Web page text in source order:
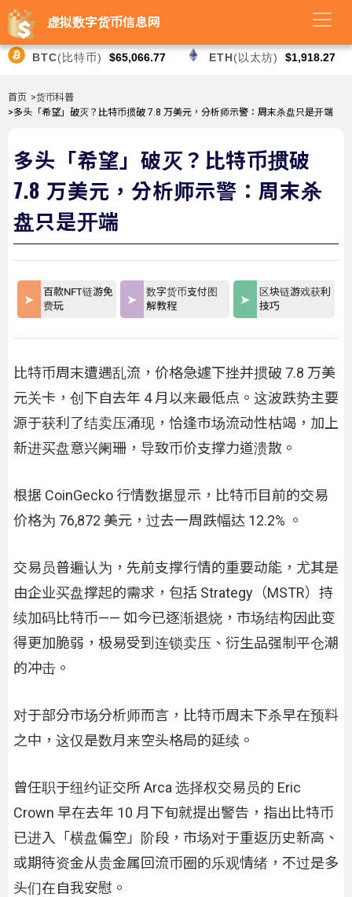
虚拟数字货币信息网
BTC(比特币) $65,066.77 ETH(以太坊) $1,918.27
首页 >货币科普
>多头「希望」破灭？比特币掼破 7.8 万美元，分析师示警：周末杀盘只是开端
多头「希望」破灭？比特币掼破
7.8 万美元，分析师示警：周末杀
盘只是开端
百款NFT链游免
费玩
数字货币支付图
解教程
区块链游戏获利
技巧
比特币周末遭遇乱流，价格急遽下挫并掼破 7.8 万美
元关卡，创下自去年 4 月以来最低点。这波跌势主要
源于获利了结卖压涌现，恰逢市场流动性枯竭，加上
新进买盘意兴阑珊，导致币价支撑力道溃散。
根据 CoinGecko 行情数据显示，比特币目前的交易
价格为 76,872 美元，过去一周跌幅达 12.2% 。
交易员普遍认为，先前支撑行情的重要动能，尤其是
由企业买盘撑起的需求，包括 Strategy（MSTR）持
续加码比特币—— 如今已逐渐退烧，市场结构因此变
得更加脆弱，极易受到连锁卖压、衍生品强制平仓潮
的冲击。
对于部分市场分析师而言，比特币周末下杀早在预料
之中，这仅是数月来空头格局的延续。
曾任职于纽约证交所 Arca 选择权交易员的 Eric
Crown 早在去年 10 月下旬就提出警告，指出比特币
已进入「横盘偏空」阶段，市场对于重返历史新高、
或期待资金从贵金属回流币圈的乐观情绪，不过是多
头们在自我安慰。